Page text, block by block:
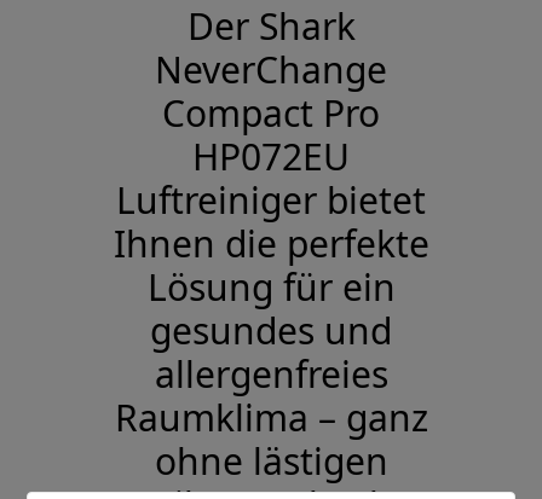
Der Shark
NeverChange
Compact Pro
HP072EU
Luftreiniger bietet
Ihnen die perfekte
Lösung für ein
gesundes und
allergenfreies
Raumklima – ganz
ohne lästigen